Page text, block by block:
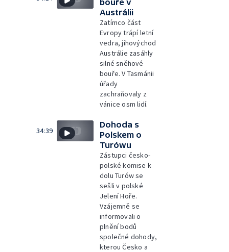
bouře v
Austrálii
Zatímco část
Evropy trápí letní
vedra, jihovýchod
Austrálie zasáhly
silné sněhové
bouře. V Tasmánii
úřady
zachraňovaly z
vánice osm lidí.
34:39
Dohoda s
Polskem o
Turówu
Zástupci česko-
polské komise k
dolu Turów se
sešli v polské
Jelení Hoře.
Vzájemně se
informovali o
plnění bodů
společné dohody,
kterou Česko a